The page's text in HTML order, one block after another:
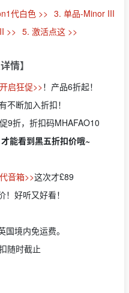
代白色 >> 3. 单品-Minor III
>> 5. 激活点这 >>
情】
启狂促>>！产品6折起！
不断加入折扣！
9折，折扣码MHAFAO10
才能看到黑五折扣价哦~
音箱>>这次才£89
！好听又好看！
境内免运费。
随时截止